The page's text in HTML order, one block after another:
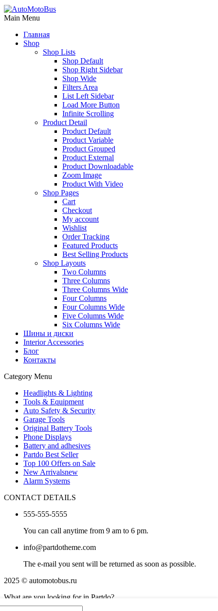
Main Menu
Главная
Shop
Shop Lists
Shop Default
Shop Right Sidebar
Shop Wide
Filters Area
List Left Sidebar
Load More Button
Infinite Scrolling
Product Detail
Product Default
Product Variable
Product Grouped
Product External
Product Downloadable
Zoom Image
Product With Video
Shop Pages
Cart
Checkout
My account
Wishlist
Order Tracking
Featured Products
Best Selling Products
Shop Layouts
Two Columns
Three Columns
Three Columns Wide
Four Columns
Four Columns Wide
Five Columns Wide
Six Columns Wide
Шины и диски
Interior Accessories
Блог
Контакты
Category Menu
Headlights & Lighting
Tools & Equipment
Auto Safety & Security
Garage Tools
Original Battery Tools
Phone Displays
Battery and adhesives
Partdo Best Seller
Top 100 Offers on Sale
New Arrivalsnew
Alarm Systems
CONTACT DETAILS
555-555-5555
You can call anytime from 9 am to 6 pm.
info@partdotheme.com
The e-mail you sent will be returned as soon as possible.
2025 © automotobus.ru
What are you looking for in Partdo?